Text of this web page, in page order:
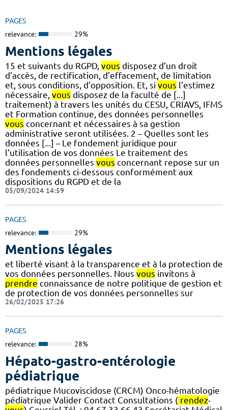
PAGES
relevance: 29%
Mentions légales
15 et suivants du RGPD, vous disposez d’un droit
d’accès, de rectification, d’effacement, de limitation
et, sous conditions, d’opposition. Et, si vous l’estimez
nécessaire, vous disposez de la faculté de [...]
traitement) à travers les unités du CESU, CRIAVS, IFMS
et Formation continue, des données personnelles
vous concernant et nécessaires à sa gestion
administrative seront utilisées. 2 – Quelles sont les
données [...] – Le fondement juridique pour
l’utilisation de vos données Le traitement des
données personnelles vous concernant repose sur un
des fondements ci-dessous conformément aux
dispositions du RGPD et de la
05/09/2024 14:59
PAGES
relevance: 29%
Mentions légales
et liberté visant à la transparence et à la protection de
vos données personnelles. Nous vous invitons à
prendre connaissance de notre politique de gestion et
de protection de vos données personnelles sur
26/02/2025 17:26
PAGES
relevance: 28%
Hépato-gastro-entérologie
pédiatrique
pédiatrique Mucoviscidose (CRCM) Onco-hématologie
pédiatrique Valider Contact Consultations ( rendez-